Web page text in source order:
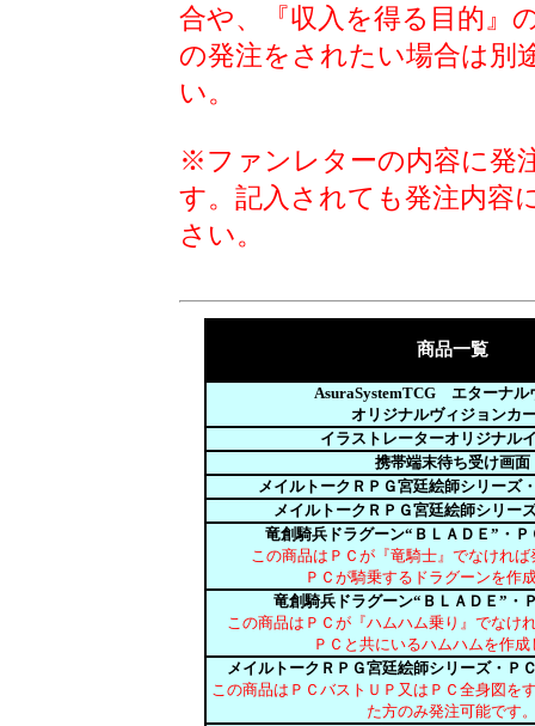
合や、『収入を得る目的』
の発注をされたい場合は別
い。
※ファンレターの内容に発
す。記入されても発注内容
さい。
商品一覧
AsuraSystemTCG エターナル
オリジナルヴィジョンカ
イラストレーターオリジナル
携帯端末待ち受け画面
メイルトークＲＰＧ宮廷絵師シリーズ
メイルトークＲＰＧ宮廷絵師シリー
竜創騎兵ドラグーン“ＢＬＡＤＥ”・
この商品はＰＣが『竜騎士』でなけれ
ＰＣが騎乗するドラグーンを作
竜創騎兵ドラグーン“ＢＬＡＤＥ”・
この商品はＰＣが『ハムハム乗り』でなけ
ＰＣと共にいるハムハムを作成
メイルトークＲＰＧ宮廷絵師シリーズ・Ｐ
この商品はＰＣバストＵＰ又はＰＣ全身図を
た方のみ発注可能です